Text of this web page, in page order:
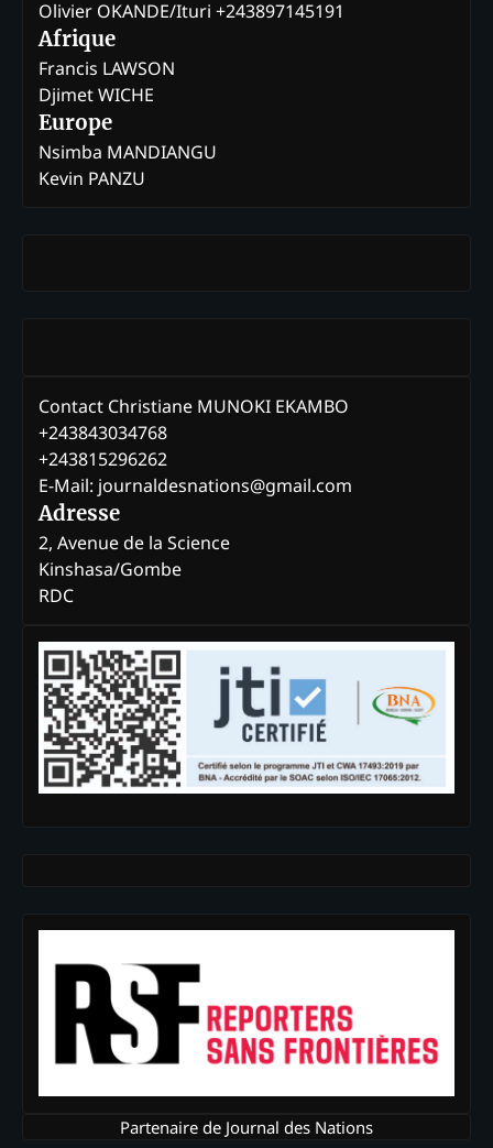
Olivier OKANDE/Ituri +243897145191
Afrique
Francis LAWSON
Djimet WICHE
Europe
Nsimba MANDIANGU
Kevin PANZU
Contact Christiane MUNOKI EKAMBO
+243843034768
+243815296262
E-Mail: journaldesnations@gmail.com
Adresse
2, Avenue de la Science
Kinshasa/Gombe
RDC
Partenaire de Journal des Nations